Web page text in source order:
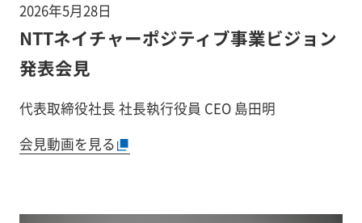
2026年5月28日
NTTネイチャーポジティブ事業ビジョン
発表会見
代表取締役社長 社長執行役員 CEO 島田明
会見動画を見る